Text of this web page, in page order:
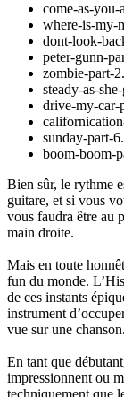
come-as-you-
where-is-my-
dont-look-
peter-gunn-
zombie-part-
steady-as-
drive-my-car-
sunday-part-
boom-boom-
Bien sûr, le rythme
guitare, et si vous
vous faudra être au
main droite.
Mais en toute
fun du monde.
de ces instants
instrument
vue sur une chanson.
En tant que
impressionnent ou